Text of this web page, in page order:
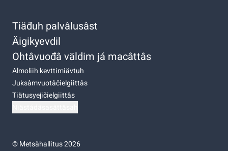
Tiäđuh palvâlusâst
Äigikyevdil
Ohtâvuođâ väldim já macâttâs
Almoliih kevttimiävtuh
Juksâmvuotâčielgiittâs
Tiätusyejičielgiittâs
©Metsähallitus 2026